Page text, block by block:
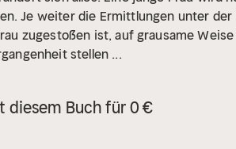
Je weiter die Ermittlungen unter
zugestoßen ist, auf grausame
stellen ...
diesem Buch für 0 €